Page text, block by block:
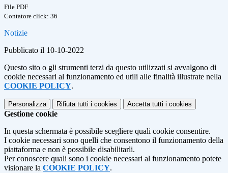
File PDF
Contatore click: 36
Notizie
Pubblicato il 10-10-2022
Questo sito o gli strumenti terzi da questo utilizzati si avvalgono di
cookie necessari al funzionamento ed utili alle finalità illustrate nella
COOKIE POLICY.
Personalizza Rifiuta tutti i cookies Accetta tutti i cookies
Gestione cookie
In questa schermata è possibile scegliere quali cookie consentire.
I cookie necessari sono quelli che consentono il funzionamento della
piattaforma e non è possibile disabilitarli.
Per conoscere quali sono i cookie necessari al funzionamento potete
visionare la COOKIE POLICY.